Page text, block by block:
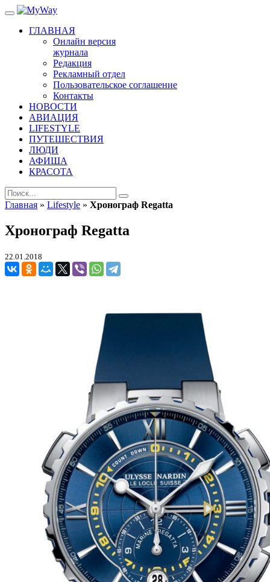
ГЛАВНАЯ
Онлайн версия
журнала
Редакция
Рекламный отдел
Пользовательское соглашение
Контакты
НОВОСТИ
АВИАЦИЯ
LIFESTYLE
ПУТЕШЕСТВИЯ
ЛЮДИ
АФИША
КРАСОТА
Главная » Lifestyle » Хронограф Regatta
Хронограф Regatta
22.01.2018